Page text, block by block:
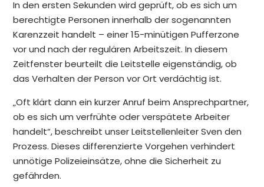
In den ersten Sekunden wird geprüft, ob es sich um
berechtigte Personen innerhalb der sogenannten
Karenzzeit handelt – einer 15-minütigen Pufferzone
vor und nach der regulären Arbeitszeit. In diesem
Zeitfenster beurteilt die Leitstelle eigenständig, ob
das Verhalten der Person vor Ort verdächtig ist.
„Oft klärt dann ein kurzer Anruf beim Ansprechpartner,
ob es sich um verfrühte oder verspätete Arbeiter
handelt“, beschreibt unser Leitstellenleiter Sven den
Prozess. Dieses differenzierte Vorgehen verhindert
unnötige Polizeieinsätze, ohne die Sicherheit zu
gefährden.